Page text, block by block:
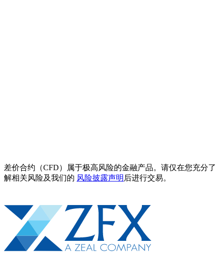
差价合约（CFD）属于极高风险的金融产品。请仅在您充分了
解相关风险及我们的 风险披露声明 后进行交易。